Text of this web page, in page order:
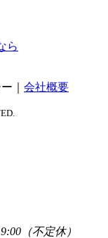
ら
会社概要
（不定休）